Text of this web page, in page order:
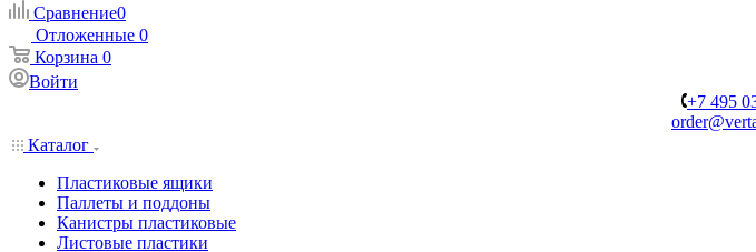
Сравнение0
Отложенные 0
Корзина 0
Войти
+7 495
Каталог
Пластиковые ящики
Паллеты и поддоны
Канистры пластиковые
Листовые пластики